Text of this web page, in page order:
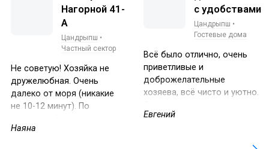
Нагорной 41-
А
Цандрыпш •
Частный сектор
Не советую! Хозяйка не
дружелюбная. Очень
далеко от моря (никакие
не 10-12 минут). По
резко вверх очень тяжело
Наяна
с удобствами
Цандрыпш •
Гостевые дома
Всё было отлично, очень
приветливые и
доброжелательные
хозяева, всё чисто и уютно.
отдыхать, до моря всего 5
понравилось по сравнению
Евгений